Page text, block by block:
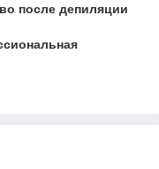
после депиляции